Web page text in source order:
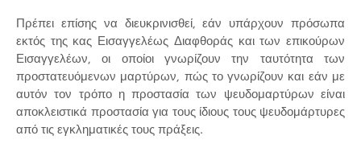
Πρέπει επίσης να διευκρινισθεί, εάν υπάρχουν πρόσωπα
εκτός της κας Εισαγγελέως Διαφθοράς και των επικούρων
Εισαγγελέων, οι οποίοι γνωρίζουν την ταυτότητα των
προστατευόμενων μαρτύρων, πώς το γνωρίζουν και εάν με
αυτόν τον τρόπο η προστασία των ψευδομαρτύρων είναι
αποκλειστικά προστασία για τους ίδιους τους ψευδομάρτυρες
από τις εγκληματικές τους πράξεις.